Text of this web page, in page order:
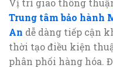
Vị trí giao thông
Trung tâm bảo hành
An dễ dàng tiếp cận
thời tạo điều kiện
phân phối hàng hóa.